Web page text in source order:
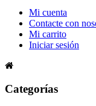
Mi cuenta
Contacte con
Mi carrito
Iniciar sesión
Categorías